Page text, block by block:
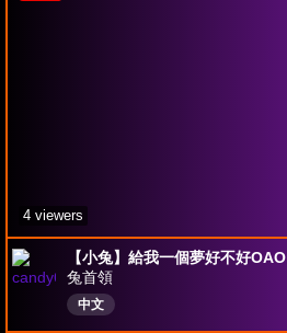
【小兔】給我一個夢好不好OAO
兔首領
中文
4 viewers